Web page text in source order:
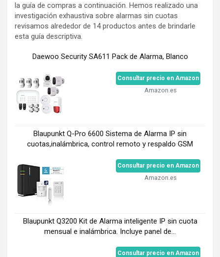
la guía de compras a continuación. Hemos realizado una
investigación exhaustiva sobre alarmas sin cuotas
revisamos alrededor de 14 productos antes de brindarle
esta guía descriptiva.
Daewoo Security SA611 Pack de Alarma, Blanco
Consultar precio en Amazon
Amazon.es
Blaupunkt Q-Pro 6600 Sistema de Alarma IP sin
cuotas,inalámbrica, control remoto y respaldo GSM
Consultar precio en Amazon
Amazon.es
Blaupunkt Q3200 Kit de Alarma inteligente IP sin cuota
mensual e inalámbrica. Incluye panel de...
Consultar precio en Amazon